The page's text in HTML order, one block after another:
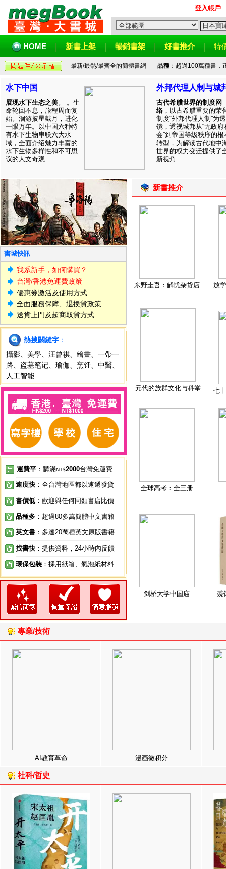
登入帳戶
HOME 新書上架 暢銷書架 好書推介 特
最新/最熱/最齊全的簡體書網 品種：超過100萬種書，
水下中国
展现水下生态之美。 。生
命轮回不息，旅程周而复
始。洄游披星戴月，进化
一眼万年。以中国六种特
有水下生物串联六大水
域，全面介绍魅力丰富的
水下生物多样性和不可思
议的人文奇观...
外邦代理人制与城
古代希腊世界的制度网
络 ，以古希腊重要的荣
制度“外邦代理人制”为透
镜，透视城邦从“无政府
会”到帝国等级秩序的根
转型，为解读古代地中
世界的权力变迁提供了
新视角...
書城快訊
我系新手，如何購買？
台灣/香港免運費政策
優惠券激活及使用方式
全面服務保障、退換貨政策
送貨上門及超商取貨方式
熱搜關鍵字 ：
攝影
美學 汪曾祺 繪畫
一帶一
路
盗墓笔记 瑜伽 烹饪 中醫
人工智能
運費平 ：購滿NT$2000台灣免運費
速度快 ：全台灣地區都以速遞發貨
書價低 ：歡迎與任何同類書店比價
品種多 ：超過80多萬簡體中文書籍
英文書 ：多達20萬種英文原版書籍
找書快 ：提供資料，24小時內反饋
環保包裝 ：採用紙箱、氣泡紙材料
新書推介
东野圭吾：解忧杂货店 放
元代的族群文化与科举 七
全球高考：全三册
剑桥大学中国庙 裘
專業/技術
AI教育革命 漫画微积分
社科/哲史